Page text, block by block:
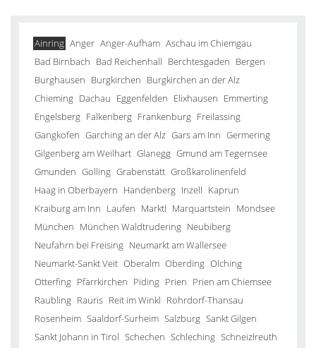
Ainring Anger Anger-Aufham Aschau im Chiemgau
Bad Birnbach Bad Reichenhall Berchtesgaden Bergen
Burghausen Burgkirchen Burgkirchen an der Alz
Chieming Dachau Eggenfelden Elixhausen Emmerting
Engelsberg Falkenberg Frankenburg Freilassing
Gangkofen Garching an der Alz Gars am Inn Germering
Gilgenberg am Weilhart Glanegg Gmund am Tegernsee
Gmunden Golling Grabenstätt Großkarolinenfeld
Haag in Oberbayern Handenberg Inzell Kaprun
Kraiburg am Inn Laufen Marktl Marquartstein Mondsee
München München Waldtrudering Neubiberg
Neufahrn bei Freising Neumarkt am Wallersee
Neumarkt-Sankt Veit Oberalm Oberding Olching
Otterfing Pfarrkirchen Piding Prien Prien am Chiemsee
Raubling Rauris Reit im Winkl Rohrdorf-Thansau
Rosenheim Saaldorf-Surheim Salzburg Sankt Gilgen
Sankt Johann in Tirol Schechen Schleching Schneizlreuth